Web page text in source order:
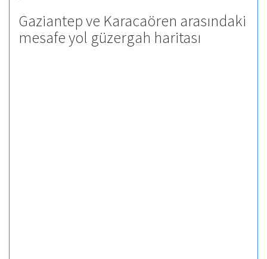
Gaziantep ve Karacaören arasındaki
mesafe yol güzergah haritası